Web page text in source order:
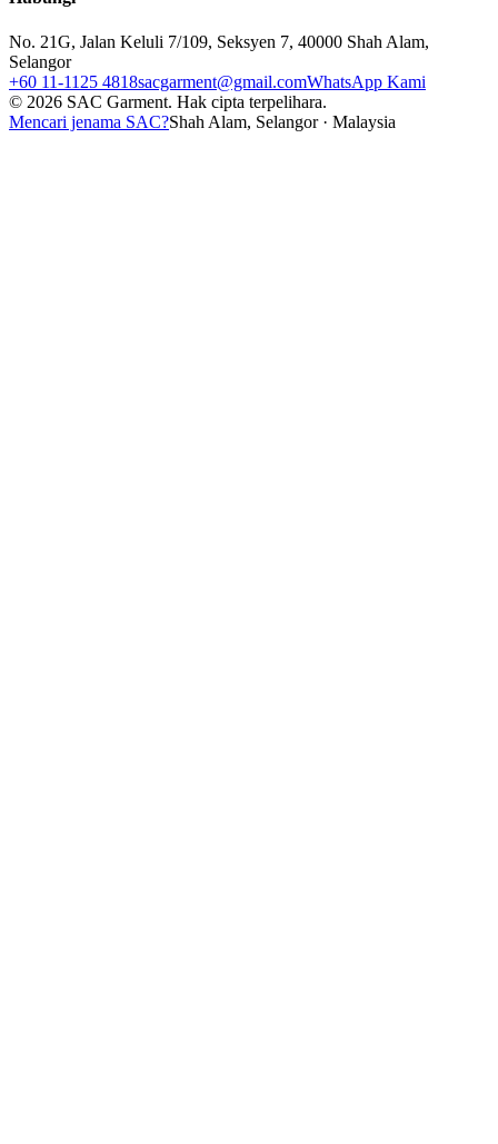
No. 21G, Jalan Keluli 7/109, Seksyen 7, 40000 Shah Alam,
Selangor
+60 11-1125 4818sacgarment@gmail.comWhatsApp Kami
© 2026 SAC Garment. Hak cipta terpelihara.
Mencari jenama SAC?Shah Alam, Selangor · Malaysia